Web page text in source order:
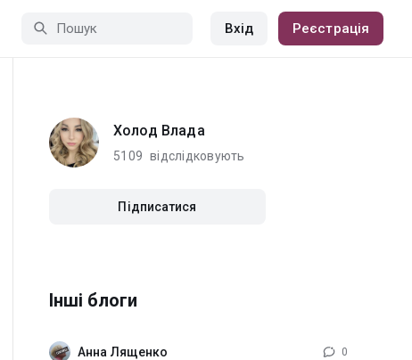
Вхід Реєстрація
Холод Влада
5109 відслідковують
Підписатися
Інші блоги
Анна Лященко 0